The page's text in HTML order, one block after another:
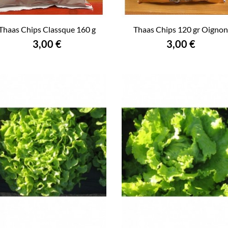
Chips Classque 160 g
3,00 €
Thaas Chips 120 gr Oignon
3,00 €